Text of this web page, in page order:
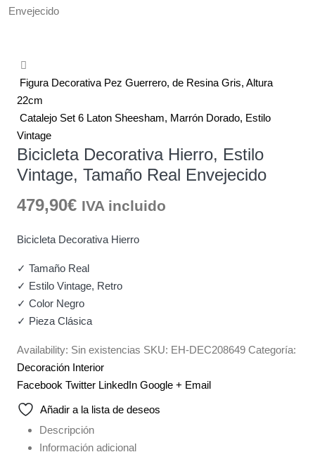
Envejecido
Figura Decorativa Pez Guerrero, de Resina Gris, Altura
22cm
Catalejo Set 6 Laton Sheesham, Marrón Dorado, Estilo
Vintage
Bicicleta Decorativa Hierro, Estilo
Vintage, Tamaño Real Envejecido
479,90€ IVA incluido
Bicicleta Decorativa Hierro
✓ Tamaño Real
✓ Estilo Vintage, Retro
✓ Color Negro
✓ Pieza Clásica
Availability: Sin existencias SKU: EH-DEC208649 Categoría:
Decoración Interior
Facebook Twitter LinkedIn Google + Email
Añadir a la lista de deseos
Descripción
Información adicional